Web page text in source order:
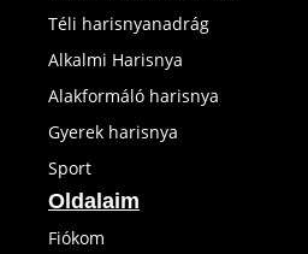
Téli harisnyanadrág
Alkalmi Harisnya
Alakformáló harisnya
Gyerek harisnya
Sport
Oldalaim
Fiókom